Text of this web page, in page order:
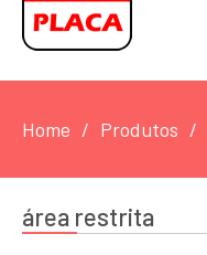
Home Produtos
área restrita